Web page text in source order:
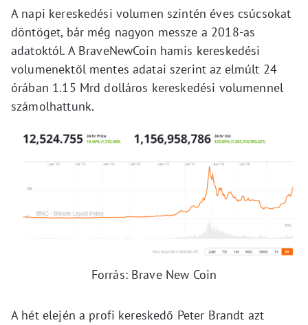
A napi kereskedési volumen szintén éves csúcsokat
döntöget, bár még nagyon messze a 2018-as
adatoktól. A BraveNewCoin hamis kereskedési
volumenektől mentes adatai szerint az elmúlt 24
órában 1.15 Mrd dolláros kereskedési volumennel
számolhattunk.
Forrás: Brave New Coin
A hét elején a profi kereskedő Peter Brandt azt